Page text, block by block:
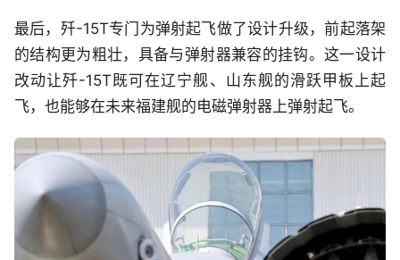
最后，歼-15T专门为弹射起飞做了设计升级，前起落架
的结构更为粗壮，具备与弹射器兼容的挂钩。这一设计
改动让歼-15T既可在辽宁舰、山东舰的滑跃甲板上起
飞，也能够在未来福建舰的电磁弹射器上弹射起飞。